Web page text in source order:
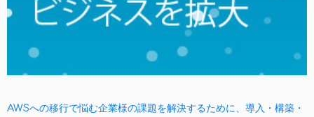
AWSへの移行で悩む企業様の課題を解決するために、導入・構築・